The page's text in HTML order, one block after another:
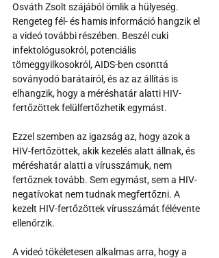
Osváth Zsolt szájából ömlik a hülyeség.
Rengeteg fél- és hamis információ hangzik el
a videó további részében. Beszél cuki
infektológusokról, potenciális
tömeggyilkosokról, AIDS-ben csonttá
soványodó barátairól, és az az állítás is
elhangzik, hogy a méréshatár alatti HIV-
fertőzöttek felülfertőzhetik egymást.
Ezzel szemben az igazság az, hogy azok a
HIV-fertőzöttek, akik kezelés alatt állnak, és
méréshatár alatti a vírusszámuk, nem
fertőznek tovább. Sem egymást, sem a HIV-
negatívokat nem tudnak megfertőzni. A
kezelt HIV-fertőzöttek vírusszámát félévente
ellenőrzik.
A videó tökéletesen alkalmas arra, hogy a